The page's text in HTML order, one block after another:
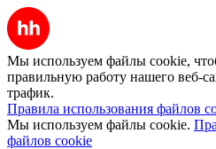
Мы используем файлы cookie,
правильную работу нашего веб-
трафик.
Правила использования файлов
Мы используем файлы cookie.
файлов cookie